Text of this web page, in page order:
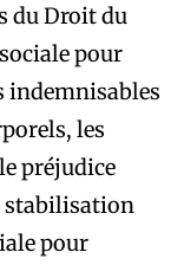
du Droit du
pour
indemnisables
les
préjudice
stabilisation
pour